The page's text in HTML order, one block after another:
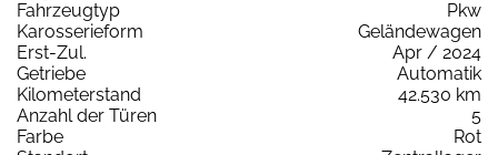
Fahrzeugtyp
Pkw
Karosserieform
Geländewagen
Erst-Zul.
Apr / 2024
Getriebe
Automatik
Kilometerstand
42.530 km
Anzahl der Türen
5
Farbe
Rot